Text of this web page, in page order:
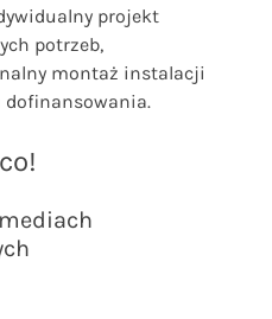
projekt
potrzeb,
montaż instalacji
dofinansowania.